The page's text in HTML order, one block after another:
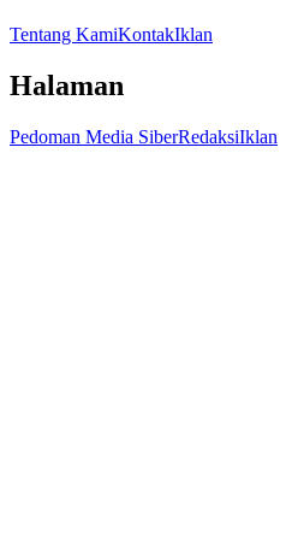
Tentang KamiKontakIklan
Halaman
Pedoman Media SiberRedaksiIklan